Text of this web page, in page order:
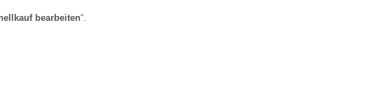
bearbeiten“.